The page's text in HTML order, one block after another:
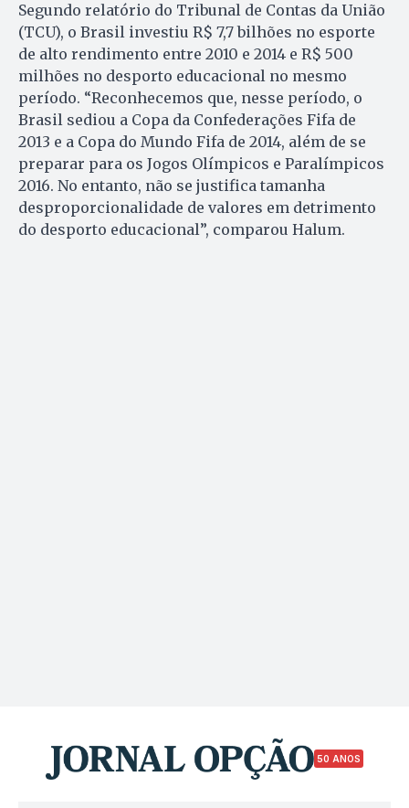
Segundo relatório do Tribunal de Contas da União
(TCU), o Brasil investiu R$ 7,7 bilhões no esporte
de alto rendimento entre 2010 e 2014 e R$ 500
milhões no desporto educacional no mesmo
período. “Reconhecemos que, nesse período, o
Brasil sediou a Copa da Confederações Fifa de
2013 e a Copa do Mundo Fifa de 2014, além de se
preparar para os Jogos Olímpicos e Paralímpicos
2016. No entanto, não se justifica tamanha
desproporcionalidade de valores em detrimento
do desporto educacional”, comparou Halum.
50 ANOS